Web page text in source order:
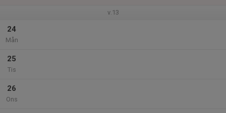
v.13
24
Mån
25
Tis
26
Ons